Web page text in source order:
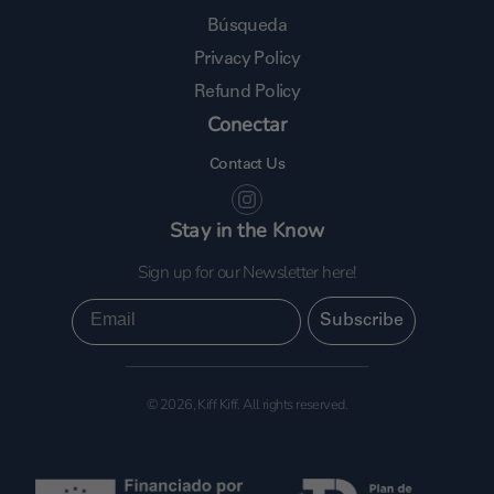
Búsqueda
Privacy Policy
Refund Policy
Conectar
Contact Us
Stay in the Know
Sign up for our Newsletter here!
Email
Subscribe
© 2026, Kiff Kiff. All rights reserved.